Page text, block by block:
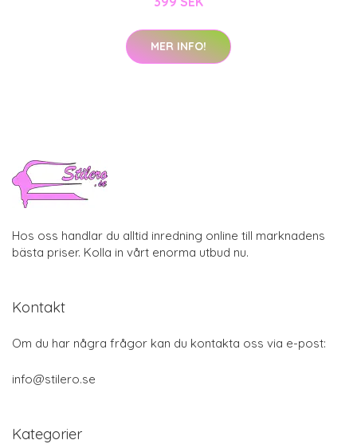
MER INFO!
Hos oss handlar du alltid inredning online till marknadens
bästa priser. Kolla in vårt enorma utbud nu.
Kontakt
Om du har några frågor kan du kontakta oss via e-post:
info@stilero.se
Kategorier